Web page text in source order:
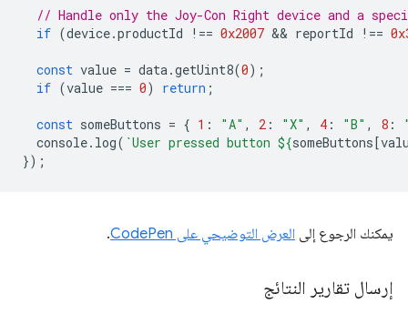
// Handle only the Joy-Con Right device and a
if (device.productId !== 0x2007 && reportId !==
const value = data.getUint8(0);
if (value === 0) return ;
const someButtons = { 1 : "A" , 2 : "X" , 4 : "B" , 8 :
console. log( `User pressed button ${someButtons[
});
يمكنك الرجوع إلى العرض التوضيحي على CodePen .
إرسال تقارير النتائج